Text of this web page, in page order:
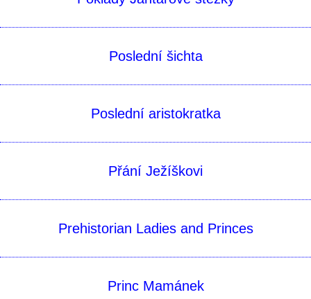
Poslední šichta
Poslední­ aristokratka
Přání Ježíškovi
Prehistorian Ladies and Princes
Princ Mamánek